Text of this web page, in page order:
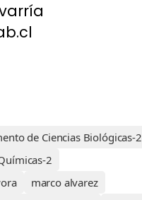
de Ciencias Biológicas-2
2
marco alvarez